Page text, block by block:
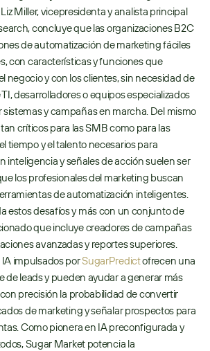
Miller, vicepresidenta y analista principal
concluye que las organizaciones B2C
de automatización de marketing fáciles
con características y funciones que
negocio y con los clientes, sin necesidad de
desarrolladores o equipos especializados
y campañas en marcha. Del mismo
críticos para las SMB como para las
tiempo y el talento necesarios para
inteligencia y señales de acción suelen ser
los profesionales del marketing buscan
de automatización inteligentes.
estos desafíos y más con un conjunto de
que incluye creadores de campañas
avanzadas y reportes superiores.
impulsados por SugarPredict ofrecen una
de leads y pueden ayudar a generar más
precisión la probabilidad de convertir
de marketing y señalar prospectos para
Como pionera en IA preconfigurada y
Sugar Market potencia la